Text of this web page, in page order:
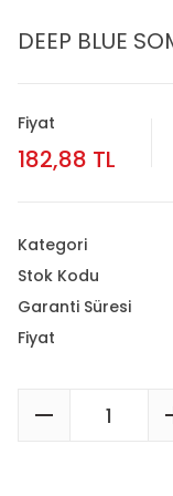
DEEP BLUE
Fiyat
182,88 TL
Kategori
Stok Kodu
Garanti Süresi
Fiyat